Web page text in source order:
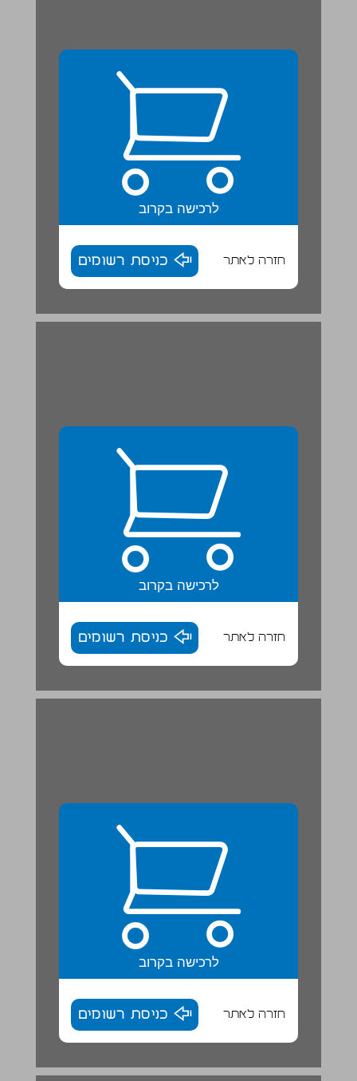
לרכישה בקרוב
חזרה לאתר כניסת רשומים
לרכישה בקרוב
חזרה לאתר כניסת רשומים
ד ההוראות אמור וחשוב ... 26
לרכישה בקרוב
חזרה לאתר כניסת רשומים